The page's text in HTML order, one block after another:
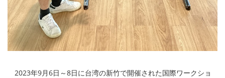
2023年9月6日～8日に台湾の新竹で開催された国際ワークショ